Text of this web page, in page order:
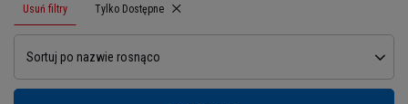
Usuń filtry Usuń filtr
Tylko Dostępne
Sortuj po nazwie rosnąco